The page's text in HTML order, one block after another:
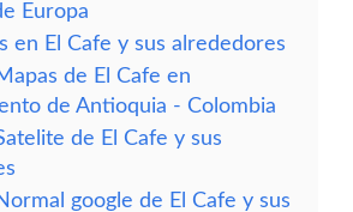
Europa
en El Cafe y sus alrededores
de El Cafe en
de Antioquia - Colombia
de El Cafe y sus
google de El Cafe y sus